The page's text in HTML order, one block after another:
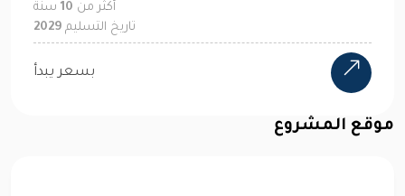
أكثر من 10 سنة
تاريخ التسليم 2029
بسعر يبدأ
موقع المشروع